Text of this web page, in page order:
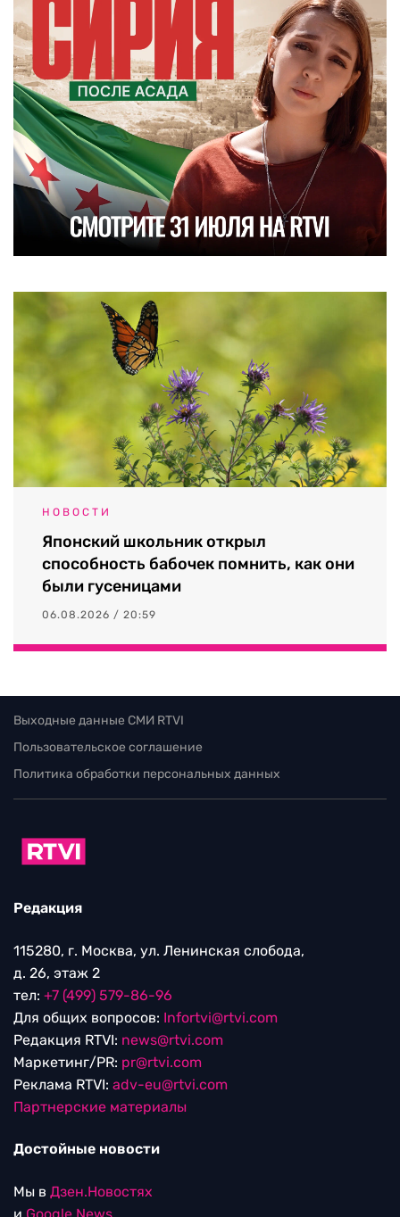
НОВОСТИ
Японский школьник открыл
способность бабочек помнить, как они
были гусеницами
06.08.2026 / 20:59
Выходные данные СМИ RTVI
Пользовательское соглашение
Политика обработки персональных данных
Редакция
115280, г. Москва, ул. Ленинская слобода,
д. 26, этаж 2
тел: +7 (499) 579-86-96
Для общих вопросов: Infortvi@rtvi.com
Редакция RTVI: news@rtvi.com
Маркетинг/PR: pr@rtvi.com
Реклама RTVI: adv-eu@rtvi.com
Партнерские материалы
Достойные новости
Мы в Дзен.Новостях